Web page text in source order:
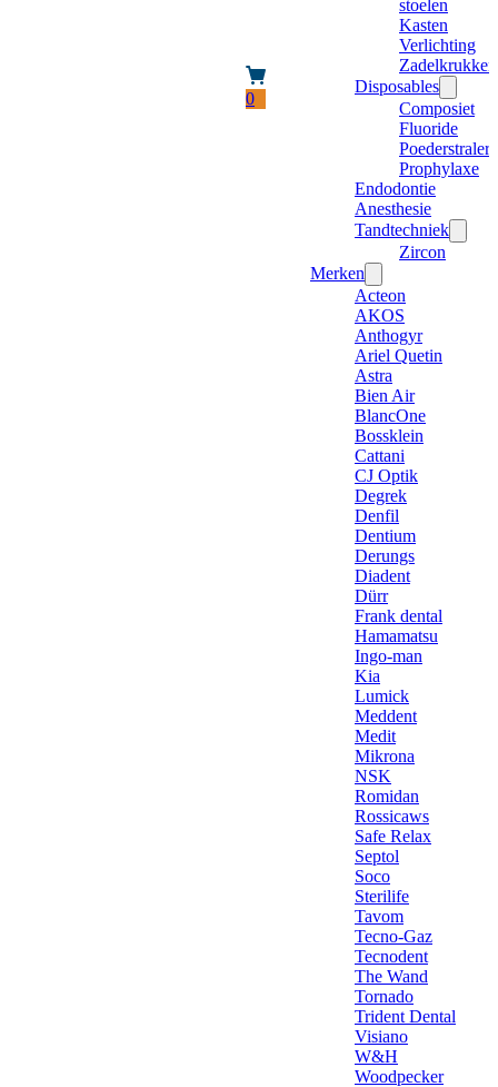
0
stoelen
Kasten
Verlichting
Zadelkrukken
Disposables
Composiet
Fluoride
Poederstraler
Prophylaxe
Endodontie
Anesthesie
Tandtechniek
Zircon
Merken
Acteon
AKOS
Anthogyr
Ariel Quetin
Astra
Bien Air
BlancOne
Bossklein
Cattani
CJ Optik
Degrek
Denfil
Dentium
Derungs
Diadent
Dürr
Frank dental
Hamamatsu
Ingo-man
Kia
Lumick
Meddent
Medit
Mikrona
NSK
Romidan
Rossicaws
Safe Relax
Septol
Soco
Sterilife
Tavom
Tecno-Gaz
Tecnodent
The Wand
Tornado
Trident Dental
Visiano
W&H
Woodpecker